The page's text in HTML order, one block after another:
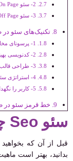
2- سئو On Page
3- سئو Off Page
تکنیک‌های سئو در
1- پرسونای مخاطب را بشناسید
2- کدنویسی بهینه را اولویت بدانید
3- طراحی قالب بهینه و ریسپانسیو
4- استراتژی سئو داشته باشید
5- کاربر را نگهدارید
خط قرمز سئو در
سئو Seo چیست؟
قبل از آن که